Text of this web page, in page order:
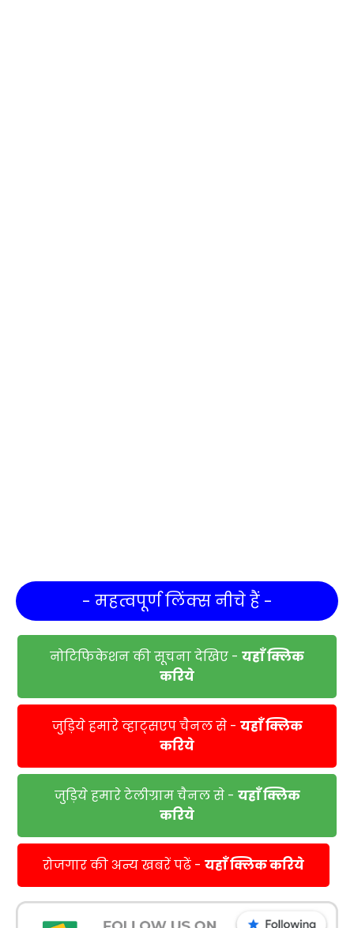
- महत्वपूर्ण लिंक्स नीचे हैं -
नोटिफिकेशन की सूचना देखिए - यहाँ क्लिक
करिये
जुड़िये हमारे व्हाट्सएप चैनल से - यहाँ क्लिक
करिये
जुड़िये हमारे टेलीग्राम चैनल से - यहाँ क्लिक
करिये
रोजगार की अन्य खबरें पढें - यहाँ क्लिक करिये